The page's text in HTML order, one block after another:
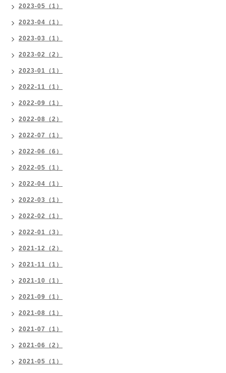
2023-05（1）
2023-04（1）
2023-03（1）
2023-02（2）
2023-01（1）
2022-11（1）
2022-09（1）
2022-08（2）
2022-07（1）
2022-06（6）
2022-05（1）
2022-04（1）
2022-03（1）
2022-02（1）
2022-01（3）
2021-12（2）
2021-11（1）
2021-10（1）
2021-09（1）
2021-08（1）
2021-07（1）
2021-06（2）
2021-05（1）